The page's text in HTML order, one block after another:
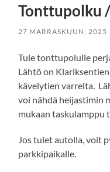
Tonttupolku
27 MARRASKUUN, 2025
Tule tonttupolulle
Lähtö on
kävelytien varrelta.
voi nähdä heijastimin
mukaan taskulamppu
Jos tulet autolla, voit
parkkipaikalle.